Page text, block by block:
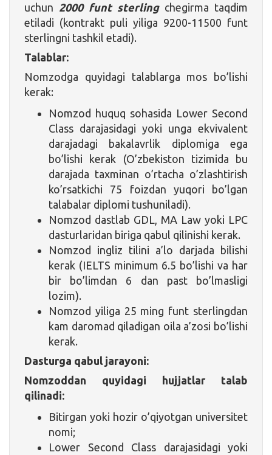
uchun 2000 funt sterling chegirma taqdim
etiladi (kontrakt puli yiliga 9200-11500 funt
sterlingni tashkil etadi).
Talablar:
Nomzodga quyidagi talablarga mos bo’lishi
kerak:
Nomzod huquq sohasida Lower Second
Class darajasidagi yoki unga ekvivalent
darajadagi bakalavrlik diplomiga ega
bo’lishi kerak (O’zbekiston tizimida bu
darajada taxminan o’rtacha o’zlashtirish
ko’rsatkichi 75 foizdan yuqori bo’lgan
talabalar diplomi tushuniladi).
Nomzod dastlab GDL, MA Law yoki LPC
dasturlaridan biriga qabul qilinishi kerak.
Nomzod ingliz tilini a’lo darjada bilishi
kerak (IELTS minimum 6.5 bo’lishi va har
bir bo’limdan 6 dan past bo’lmasligi
lozim).
Nomzod yiliga 25 ming funt sterlingdan
kam daromad qiladigan oila a’zosi bo’lishi
kerak.
Dasturga qabul jarayoni:
Nomzoddan quyidagi hujjatlar talab
qilinadi:
Bitirgan yoki hozir o’qiyotgan universitet
nomi;
Lower Second Class darajasidagi yoki